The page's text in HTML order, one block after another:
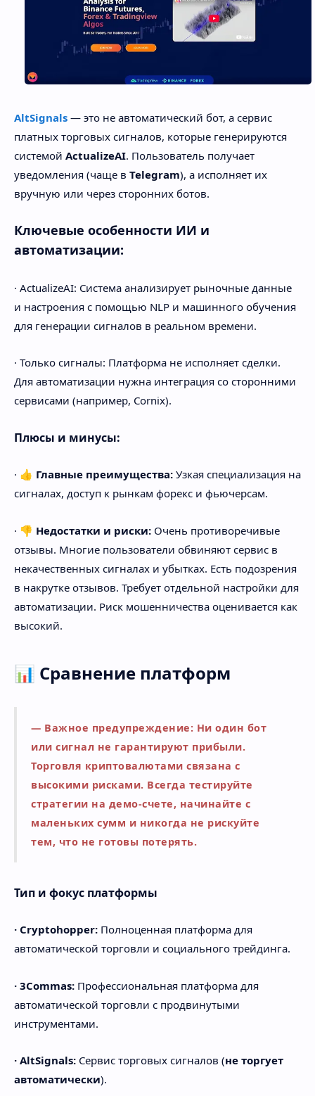
AltSignals — это не автоматический бот, а сервис
платных торговых сигналов, которые генерируются
системой ActualizeAI. Пользователь получает
уведомления (чаще в Telegram), а исполняет их
вручную или через сторонних ботов.
Ключевые особенности ИИ и
автоматизации:
· ActualizeAI: Система анализирует рыночные данные
и настроения с помощью NLP и машинного обучения
для генерации сигналов в реальном времени.
· Только сигналы: Платформа не исполняет сделки.
Для автоматизации нужна интеграция со сторонними
сервисами (например, Cornix).
Плюсы и минусы:
· 👍 Главные преимущества: Узкая специализация на
сигналах, доступ к рынкам форекс и фьючерсам.
· 👎 Недостатки и риски: Очень противоречивые
отзывы. Многие пользователи обвиняют сервис в
некачественных сигналах и убытках. Есть подозрения
в накрутке отзывов. Требует отдельной настройки для
автоматизации. Риск мошенничества оценивается как
высокий.
📊 Сравнение платформ
Важное предупреждение: Ни один бот
или сигнал не гарантируют прибыли.
Торговля криптовалютами связана с
высокими рисками. Всегда тестируйте
стратегии на демо-счете, начинайте с
маленьких сумм и никогда не рискуйте
тем, что не готовы потерять.
Тип и фокус платформы
· Cryptohopper: Полноценная платформа для
автоматической торговли и социального трейдинга.
· 3Commas: Профессиональная платформа для
автоматической торговли с продвинутыми
инструментами.
· AltSignals: Сервис торговых сигналов (не торгует
автоматически).